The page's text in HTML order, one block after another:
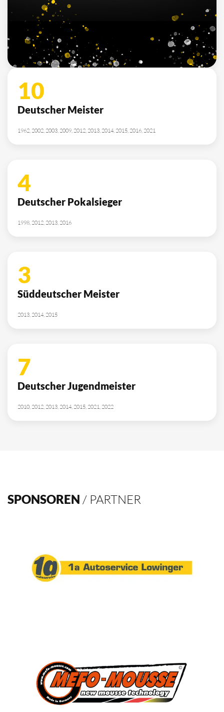
10
Deutscher Meister
1962, 2002, 2003, 2009, 2012, 2013, 2014, 2015, 2016, 2021
4
Deutscher Pokalsieger
1998, 2012, 2013, 2016
3
Süddeutscher Meister
2013, 2014, 2015
7
Deutscher Jugendmeister
2010, 2012, 2013, 2014, 2015, 2021, 2022
SPONSOREN / PARTNER